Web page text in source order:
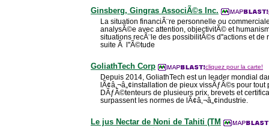
Ginsberg, Gingras AssociÃ©s Inc.
La situation financiÃ¨re personnelle ou
analysÃ©e avec attention, objectivitÃ© et
situations recÃ¨le des possibilitÃ©s d''actions et de
suite Ã l''Ã©tude
GoliathTech Corp cliquez pour la carte!
Depuis 2014, GoliathTech est un leader mondial
lÃ¢â‚¬â„¢installation de pieux vissÃƒÂ©s pour tout
DÃƒÂ©tenteurs de plusieurs prix, brevets et
surpassent les normes de lÃ¢â‚¬â„¢industrie.
Le jus Nectar de Noni de Tahiti (TM